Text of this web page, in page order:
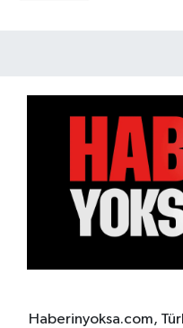
Haberinyoksa.com,